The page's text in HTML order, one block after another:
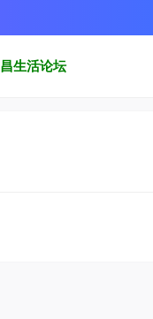
生活论坛